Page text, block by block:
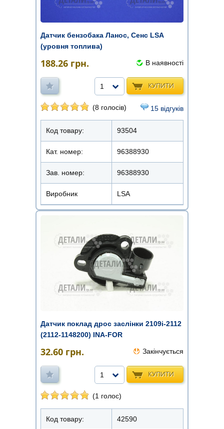
Датчик бензобака Ланос, Сенс LSA
(уровня топлива)
188.26 грн. В наявності
КУПИТИ
1
(8 голосів) 15 відгуків
Код товару: 93504
Кат. номер: 96388930
Зав. номер: 96388930
Виробник LSA
Датчик поклад дрос заслінки 2109i-2112
(2112-1148200) INA-FOR
32.60 грн. Закінчується
КУПИТИ
1
(1 голос)
Код товару: 42590